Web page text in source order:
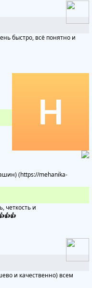
быстро, всё понятно и
(https://mehanika-
четкость и
👍👍
и качественно) всем